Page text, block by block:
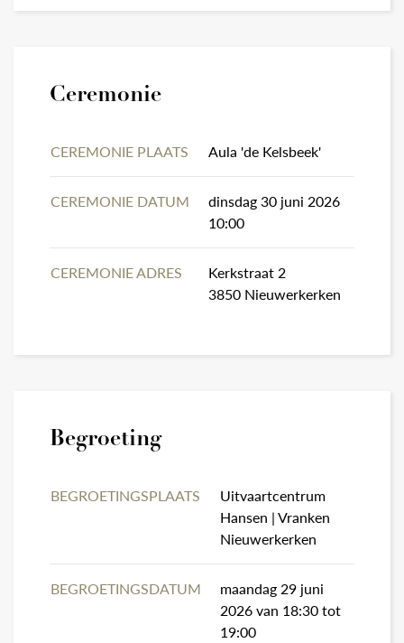
Ceremonie
CEREMONIE PLAATS Aula 'de Kelsbeek'
CEREMONIE DATUM
dinsdag 30 juni 2026
10:00
CEREMONIE ADRES
Kerkstraat 2
3850 Nieuwerkerken
Begroeting
BEGROETINGSPLAATS
Uitvaartcentrum
Hansen | Vranken
Nieuwerkerken
BEGROETINGSDATUM
maandag 29 juni
2026 van 18:30 tot
19:00